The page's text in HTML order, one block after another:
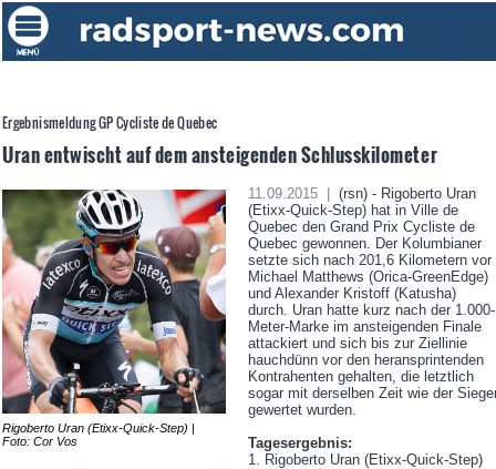
Ergebnismeldung GP Cycliste de Quebec
Uran entwischt auf dem ansteigenden Schlusskilometer
Rigoberto Uran (Etixx-Quick-Step) |
Foto: Cor Vos
11.09.2015 |
(rsn) - Rigoberto Uran
(Etixx-Quick-Step) hat in Ville de
Quebec den Grand Prix Cycliste de
Quebec gewonnen. Der Kolumbianer
setzte sich nach 201,6 Kilometern vor
Michael Matthews (Orica-GreenEdge)
und Alexander Kristoff (Katusha)
durch. Uran hatte kurz nach der 1.000-
Meter-Marke im ansteigenden Finale
attackiert und sich bis zur Ziellinie
hauchdünn vor den heransprintenden
Kontrahenten gehalten, die letztlich
sogar mit derselben Zeit wie der
gewertet wurden.
Tagesergebnis:
1. Rigoberto Uran (Etixx-Quick-Step)